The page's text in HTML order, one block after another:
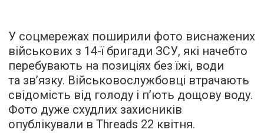
У соцмережах поширили фото виснажених
військових з 14-ї бригади ЗСУ, які начебто
перебувають на позиціях без їжі, води
та звʼязку. Військовослужбовці втрачають
свідомість від голоду і пʼють дощову воду.
Фото дуже схудлих захисників
опублікували в Threads 22 квітня.